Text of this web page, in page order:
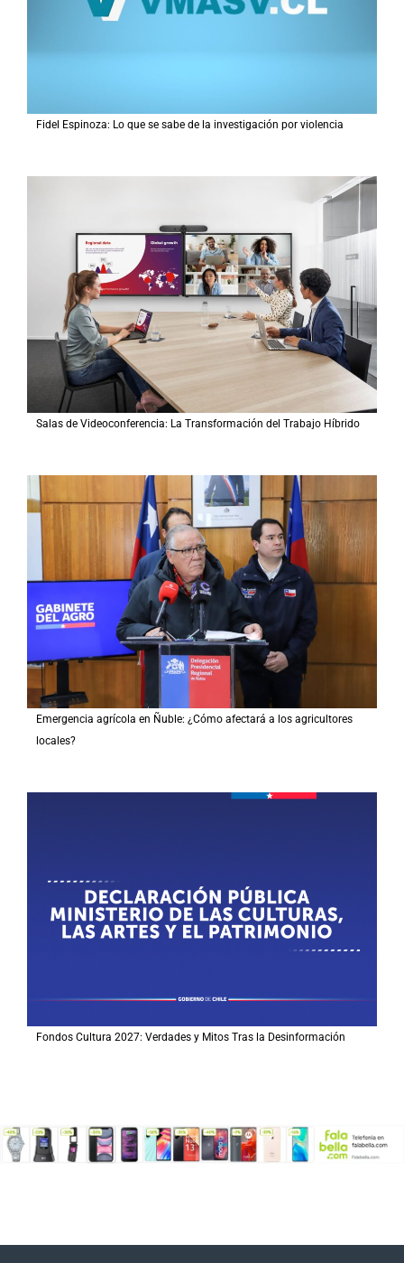
Fidel Espinoza: Lo que se sabe de la investigación por violencia
Salas de Videoconferencia: La Transformación del Trabajo Híbrido
Emergencia agrícola en Ñuble: ¿Cómo afectará a los agricultores
locales?
Fondos Cultura 2027: Verdades y Mitos Tras la Desinformación